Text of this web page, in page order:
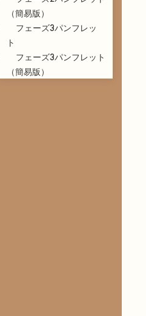
（簡易版）
フェーズ3パンフレッ
ト
フェーズ3パンフレット
（簡易版）